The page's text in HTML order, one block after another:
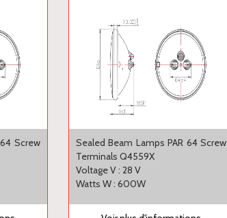
Screw
Sealed Beam Lamps PAR 64 Screw
Terminals Q4559X
Voltage V : 28 V
Watts W : 600W